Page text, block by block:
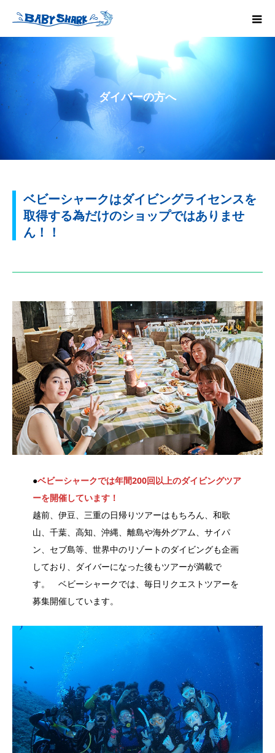
ダイバーの方へ
ベビーシャークはダイビングライセンスを
取得する為だけのショップではありませ
ん！！
●ベビーシャークでは年間200回以上のダイビングツア
ーを開催しています！
越前、伊豆、三重の日帰りツアーはもちろん、和歌
山、千葉、高知、沖縄、離島や海外グアム、サイパ
ン、セブ島等、世界中のリゾートのダイビングも企画
しており、ダイバーになった後もツアーが満載で
す。 ベビーシャークでは、毎日リクエストツアーを
募集開催しています。